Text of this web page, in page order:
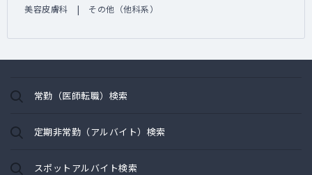
美容皮膚科
その他（他科系）
常勤（医師転職）検索
定期非常勤（アルバイト）検索
スポットアルバイト検索